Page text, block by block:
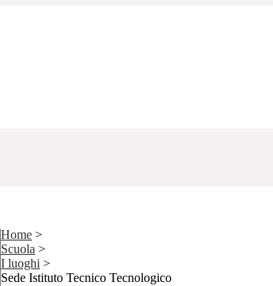
Home >
Scuola >
I luoghi >
Sede Istituto Tecnico Tecnologico